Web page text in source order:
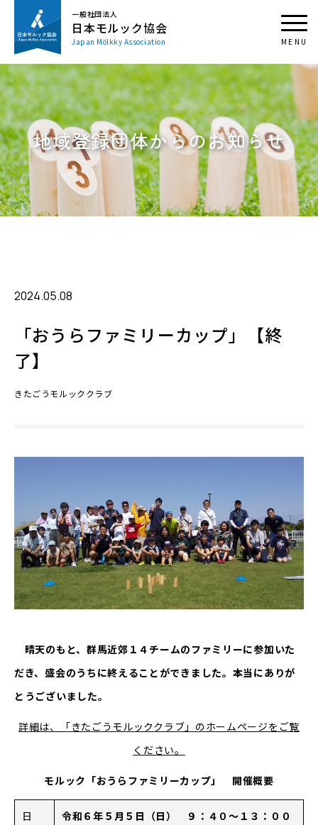
一般社団法人
日本モルック協会
Japan Mölkky Association
地域登録団体からのお知らせ
2024.05.08
「おうらファミリーカップ」【終
了】
きたごうモルッククラブ
晴天のもと、群馬近郊１４チームのファミリーに参加いた
だき、盛会のうちに終えることができました。本当にありが
とうございました。
詳細は、「きたごうモルッククラブ」のホームページをご覧
ください。
モルック「おうらファミリーカップ」 開催概要
日
令和６年５月５日（日） ９：４０～１３：００